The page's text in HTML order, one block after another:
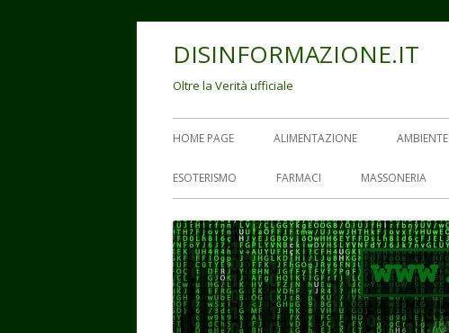
DISINFORMAZIONE.IT
Oltre la Verità ufficiale
Menu
principale
HOME PAGE ALIMENTAZIONE AMBIENTE
ESOTERISMO FARMACI MASSONERIA